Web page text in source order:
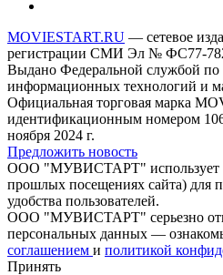
MOVIESTART.RU — сетевое
регистрации СМИ Эл № ФС77-
Выдано Федеральной службой по
информационных технологий и
Официальная торговая марка
идентификационным номером
ноября 2024 г.
Предложить новость
ООО "МУВИСТАРТ" использует
прошлых посещениях сайта) для
удобства пользователей.
ООО "МУВИСТАРТ" серьезно
персональных данных —
соглашением и политикой
Принять